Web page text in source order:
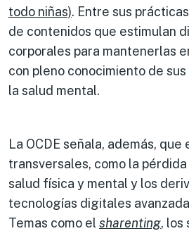
todo niñas). Entre sus
de contenidos que estimulan
corporales para mantenerlas
con pleno conocimiento de
la salud mental.
La OCDE señala, además,
transversales, como la
salud física y mental y los
tecnologías digitales
Temas como el sharenting, los